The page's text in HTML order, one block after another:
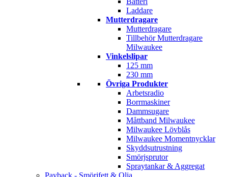
Laddare
Mutterdragare
Mutterdragare
Tillbehör Mutterdragare
Milwaukee
Vinkelslipar
125 mm
230 mm
Övriga Produkter
Arbetsradio
Borrmaskiner
Dammsugare
Måttband Milwaukee
Milwaukee Lövblås
Milwaukee Momentnycklar
Skyddsutrustning
Smörjsprutor
Spraytankar & Aggregat